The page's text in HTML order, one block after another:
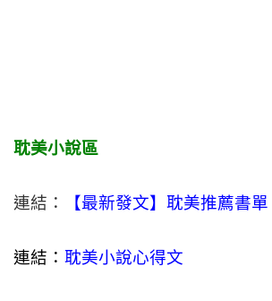
耽美小說區
連結： 【最新發文】耽美推薦書單
連結： 耽美小說心得文